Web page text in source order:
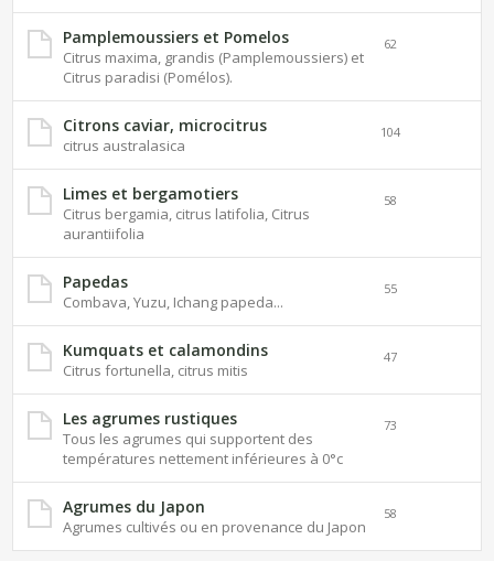
Pamplemoussiers et Pomelos
Citrus maxima, grandis (Pamplemoussiers) et
Citrus paradisi (Pomélos).
62
Citrons caviar, microcitrus
citrus australasica
104
Limes et bergamotiers
Citrus bergamia, citrus latifolia, Citrus
aurantiifolia
58
Papedas
Combava, Yuzu, Ichang papeda...
55
Kumquats et calamondins
Citrus fortunella, citrus mitis
47
Les agrumes rustiques
Tous les agrumes qui supportent des
températures nettement inférieures à 0°c
73
Agrumes du Japon
Agrumes cultivés ou en provenance du Japon
58